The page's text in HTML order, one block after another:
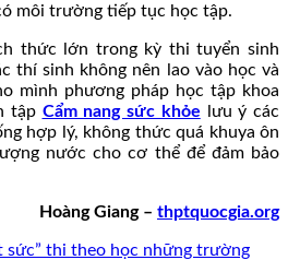
môi trường tiếp tục học tập.
thức lớn trong kỳ thi tuyển sinh
thí sinh không nên lao vào học và
mình phương pháp học tập khoa
tập Cẩm nang sức khỏe lưu ý các
hợp lý, không thức quá khuya ôn
nước cho cơ thể để đảm bảo
Hoàng Giang – thptquocgia.org
sức” thi theo học những trường